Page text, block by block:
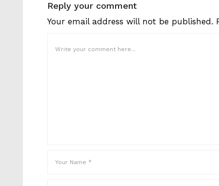
Reply your comment
Your email address will not be published.